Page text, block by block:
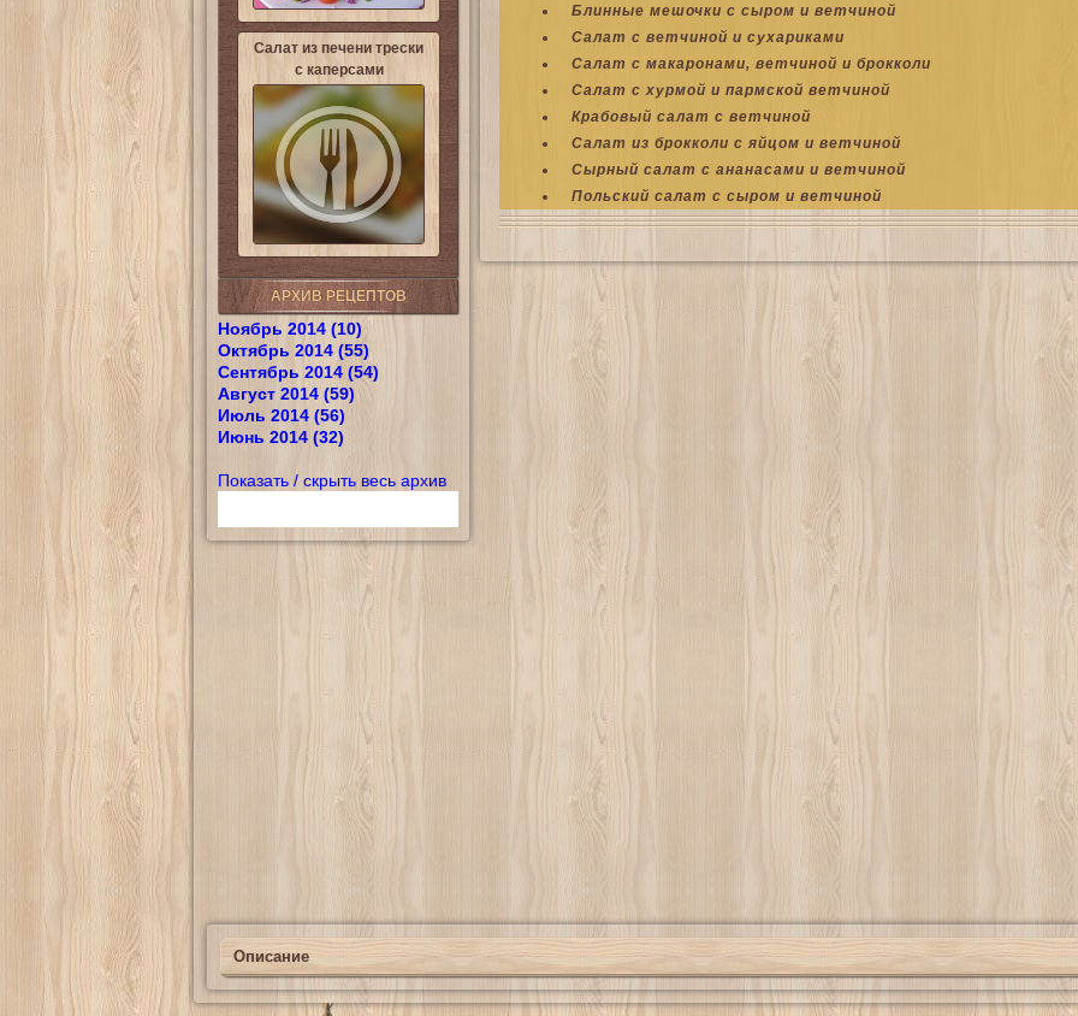
Салат из печени трески
с каперсами
АРХИВ РЕЦЕПТОВ
Ноябрь 2014 (10)
Октябрь 2014 (55)
Сентябрь 2014 (54)
Август 2014 (59)
Июль 2014 (56)
Июнь 2014 (32)
Показать / скрыть весь архив
Блинные мешочки с сыром и ветчиной
Салат с ветчиной и сухариками
Салат с макаронами, ветчиной и брокколи
Салат с хурмой и пармской ветчиной
Крабовый салат с ветчиной
Салат из брокколи с яйцом и ветчиной
Сырный салат с ананасами и ветчиной
Польский салат с сыром и ветчиной
Описание